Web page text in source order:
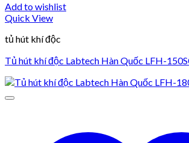
Add to wishlist
Quick View
tủ hút khí độc
Tủ hút khí độc Labtech Hàn Quốc LFH-